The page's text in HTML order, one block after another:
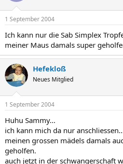
1 September 2004
Ich kann nur die Sab Simplex
meiner Maus damals super
Hefekloß
Neues Mitglied
1 September 2004
Huhu Sammy...
ich kann mich da nur
meinen grossen mädels damals
geholfen.
auch jetzt in der schwangerschaft